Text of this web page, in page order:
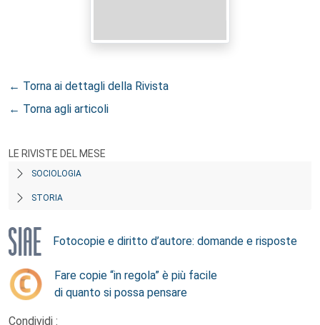
← Torna ai dettagli della Rivista
← Torna agli articoli
LE RIVISTE DEL MESE
SOCIOLOGIA
STORIA
Fotocopie e diritto d’autore: domande e risposte
Fare copie “in regola” è più facile
di quanto si possa pensare
Condividi :